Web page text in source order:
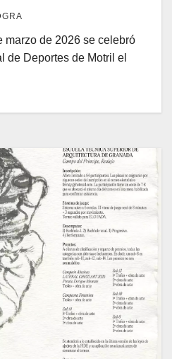
marzo de 2026 se celebró
de Deportes de Motril el